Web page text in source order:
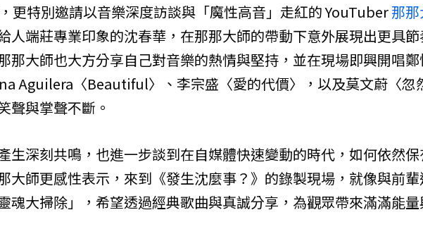
更特別邀請以音樂深度訪談與「魔性高音」走紅的 YouTuber那
人端莊專業印象的沈春華，在那那大師的帶動下意外展現出更具
那大師也大方分享自己對音樂的熱情與堅持，並在現場即興開唱
Aguilera〈Beautiful〉、李宗盛〈愛的代價〉，以及莫文蔚〈忽
聲與掌聲不斷。
生深刻共鳴，也進一步談到在自媒體快速變動的時代，如何依然
大師更感性表示，來到《發生沈麼事？》的錄製現場，就像與前
魂大掃除」，希望透過經典歌曲與真誠分享，為觀眾帶來滿滿能